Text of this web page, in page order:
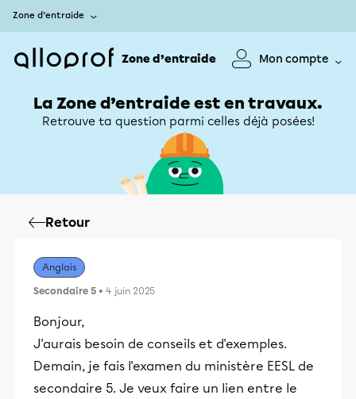
Zone d’entraide
Zone d’entraide Mon compte
La Zone d’entraide est en travaux.
Retrouve ta question parmi celles déjà posées!
Retour
Anglais
Secondaire 5 • 4 juin 2025
Bonjour,
J'aurais besoin de conseils et d'exemples.
Demain, je fais l'examen du ministère EESL de
secondaire 5. Je veux faire un lien entre le